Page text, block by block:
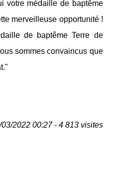
votre médaille de baptême
merveilleuse opportunité !
de baptême Terre de
sommes convaincus que
03/2022 00:27 - 4 813 visites